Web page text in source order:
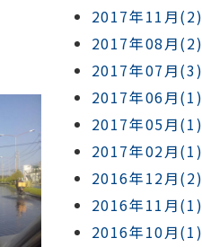
2017年11月(2)
2017年08月(2)
2017年07月(3)
2017年06月(1)
2017年05月(1)
2017年02月(1)
2016年12月(2)
2016年11月(1)
2016年10月(1)